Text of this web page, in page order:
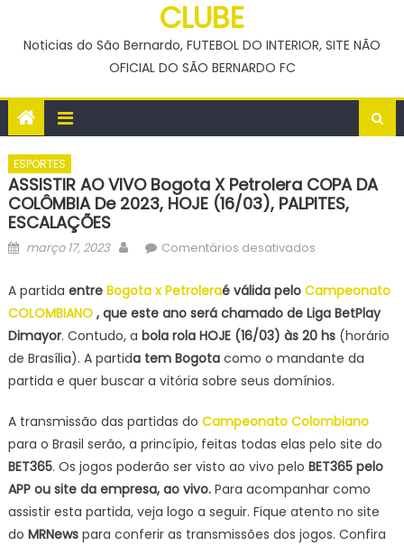
CLUBE
Noticias do São Bernardo, FUTEBOL DO INTERIOR, SITE NÃO
OFICIAL DO SÃO BERNARDO FC
ESPORTES
ASSISTIR AO VIVO Bogota X Petrolera COPA DA
COLÔMBIA De 2023, HOJE (16/03), PALPITES,
ESCALAÇÕES
Posted
março 17, 2023 AuthorComentários desativadosem
AO
VIVO
Bogota
COPA
de
2023,
HOJE
(16/03),
PALPITES,
A partida entre Bogota x Petroleraé válida pelo Campeonato
COLOMBIANO, que este ano será chamado de Liga BetPlay
Dimayor. Contudo, a bola rola HOJE (16/03) às 20 hs (horário
de Brasília). A partida tem Bogota como o mandante da
partida e quer buscar a vitória sobre seus domínios.
A transmissão das partidas do Campeonato Colombiano
para o Brasil serão, a princípio, feitas todas elas pelo site do
BET365. Os jogos poderão ser visto ao vivo pelo BET365 pelo
APP ou site da empresa, ao vivo.Para acompanhar como
assistir esta partida, veja logo a seguir. Fique atento no site
do MRNewspara conferir as transmissões dos jogos. Confira